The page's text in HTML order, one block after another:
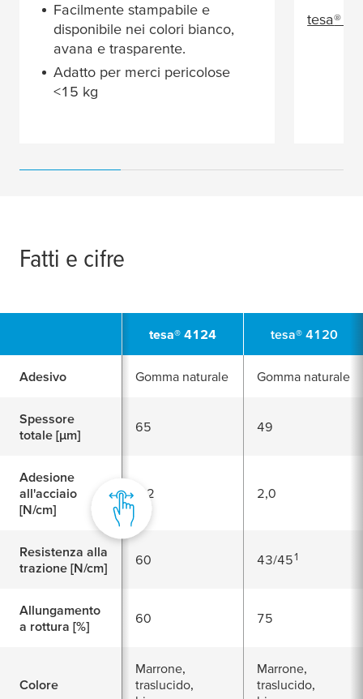
Facilmente stampabile e
disponibile nei colori bianco,
avana e trasparente.
Adatto per merci pericolose
<15 kg
tesa®
Fatti e cifre
tesa® 4124 tesa® 4120
Adesivo Gomma naturale Gomma naturale
Spessore
totale [μm]
65 49
Adesione
all'acciaio
[N/cm]
3,2 2,0
Resistenza alla
trazione [N/cm]
60 43/451
Allungamento
a rottura [%]
60 75
Colore
Marrone,
traslucido,
Marrone,
traslucido,